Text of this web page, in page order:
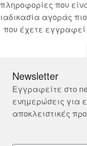
πληροφορίες που
αγοράς
που έχετε
Newsletter
Εγγραφείτε στο
ενημερώσεις για
αποκλειστικές